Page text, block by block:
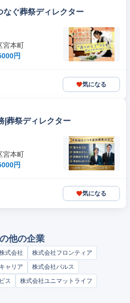
なぐ葬祭ディレクター
宮本町
円
気になる
|葬祭ディレクター
宮本町
円
気になる
他の企業
式会社
株式会社フロンティア
ャリア
株式会社バルス
ス
株式会社ユニマットライフ